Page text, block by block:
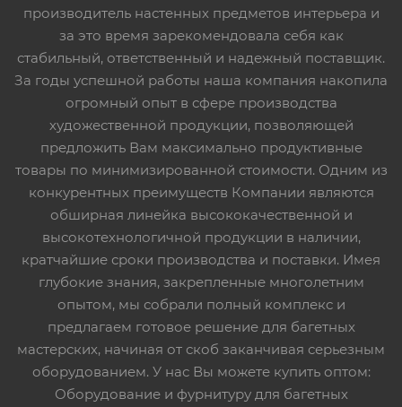
производитель настенных предметов интерьера и
за это время зарекомендовала себя как
стабильный, ответственный и надежный поставщик.
За годы успешной работы наша компания накопила
огромный опыт в сфере производства
художественной продукции, позволяющей
предложить Вам максимально продуктивные
товары по минимизированной стоимости. Одним из
конкурентных преимуществ Компании являются
обширная линейка высококачественной и
высокотехнологичной продукции в наличии,
кратчайшие сроки производства и поставки. Имея
глубокие знания, закрепленные многолетним
опытом, мы собрали полный комплекс и
предлагаем готовое решение для багетных
мастерских, начиная от скоб заканчивая серьезным
оборудованием. У нас Вы можете купить оптом:
Оборудование и фурнитуру для багетных